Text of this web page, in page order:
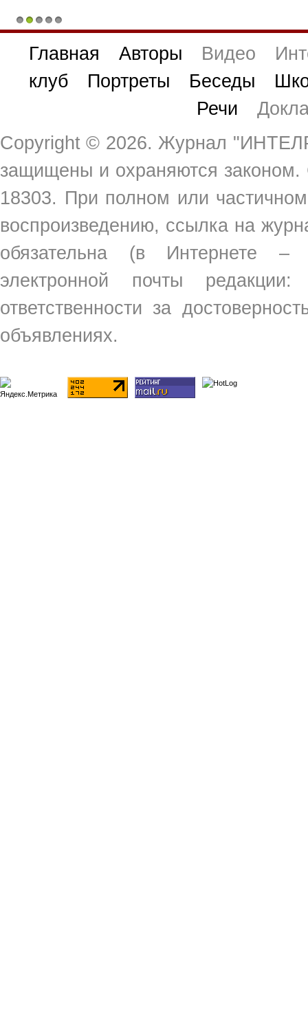
1 2 3 4 5
Главная Авторы Видео
клуб
Портреты Беседы
Речи
Copyright © 2026. Журнал
защищены и охраняются
18303. При полном или
воспроизведению, ссылка на
обязательна (в Интернете
электронной почты
ответственности за
объявлениях.